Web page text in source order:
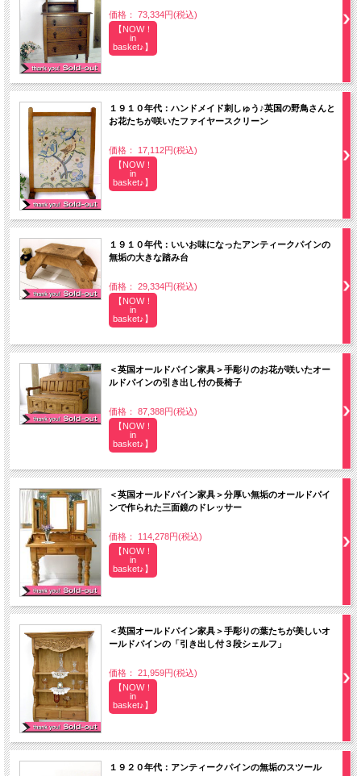
価格： 73,334円(税込)
【NOW！
in
basket♪】
１９１０年代：ハンドメイド刺しゅう♪英国の野鳥さんと
お花たちが咲いたファイヤースクリーン
価格： 17,112円(税込)
【NOW！
in
basket♪】
１９１０年代：いいお味になったアンティークパインの
無垢の大きな踏み台
価格： 29,334円(税込)
【NOW！
in
basket♪】
＜英国オールドパイン家具＞手彫りのお花が咲いたオー
ルドパインの引き出し付の長椅子
価格： 87,388円(税込)
【NOW！
in
basket♪】
＜英国オールドパイン家具＞分厚い無垢のオールドパイ
ンで作られた三面鏡のドレッサー
価格： 114,278円(税込)
【NOW！
in
basket♪】
＜英国オールドパイン家具＞手彫りの葉たちが美しいオ
ールドパインの「引き出し付３段シェルフ」
価格： 21,959円(税込)
【NOW！
in
basket♪】
１９２０年代：アンティークパインの無垢のスツール